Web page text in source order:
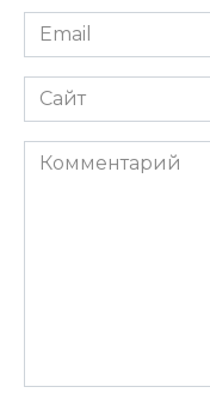
Email
*
Сайт
Комментарий